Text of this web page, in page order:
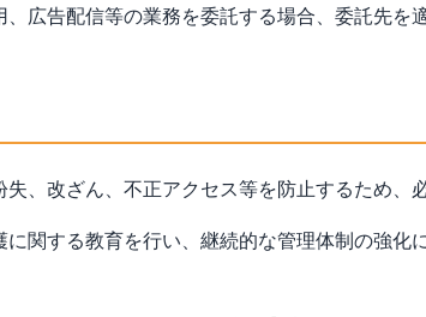
広告配信等の業務を委託する場合、委託先を
、改ざん、不正アクセス等を防止するため、
関する教育を行い、継続的な管理体制の強化に